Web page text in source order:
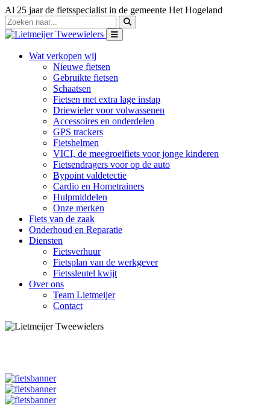
Al 25 jaar de fietsspecialist in de gemeente Het Hogeland
Wat verkopen wij
Nieuwe fietsen
Gebruikte fietsen
Schaatsen
Fietsen met extra lage instap
Driewieler voor volwassenen
Accessoires en onderdelen
GPS trackers
Fietshelmen
VICI, de meegroeifiets voor jonge kinderen
Fietsendragers voor op de auto
Bypoint valdetectie
Cardio en Hometrainers
Hulpmiddelen
Onze merken
Fiets van de zaak
Onderhoud en Reparatie
Diensten
Fietsverhuur
Fietsplan van de werkgever
Fietssleutel kwijt
Over ons
Team Lietmeijer
Contact